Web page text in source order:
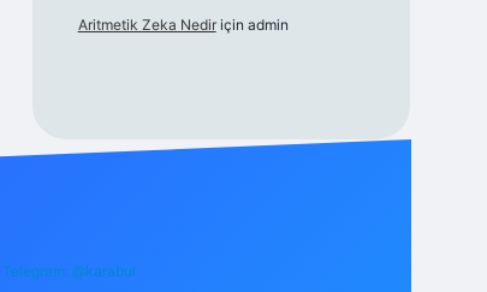
Aritmetik Zeka Nediriçin admin
Telegram: @karabul